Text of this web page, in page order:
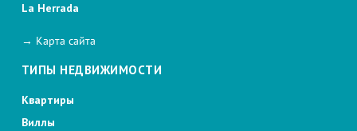
La Herrada
→ Карта сайта
ТИПЫ НЕДВИЖИМОСТИ
Квартиры
Виллы